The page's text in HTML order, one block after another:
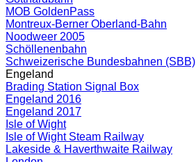
MOB GoldenPass
Montreux-Berner Oberland-Bahn
Noodweer 2005
Schöllenenbahn
Schweizerische Bundesbahnen (SBB)
Engeland
Brading Station Signal Box
Engeland 2016
Engeland 2017
Isle of Wight
Isle of Wight Steam Railway
Lakeside & Haverthwaite Railway